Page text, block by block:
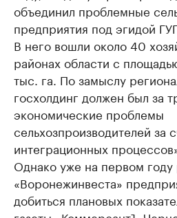
объединил проблемные
предприятия под эгидой
В него вошли около 40
районах области с
тыс. га. По замыслу
госхолдинг должен был за
экономические проблемы
сельхозпроизводителей за
интеграционных
Однако уже на первом году
«Воронежинвеста»
добиться плановых